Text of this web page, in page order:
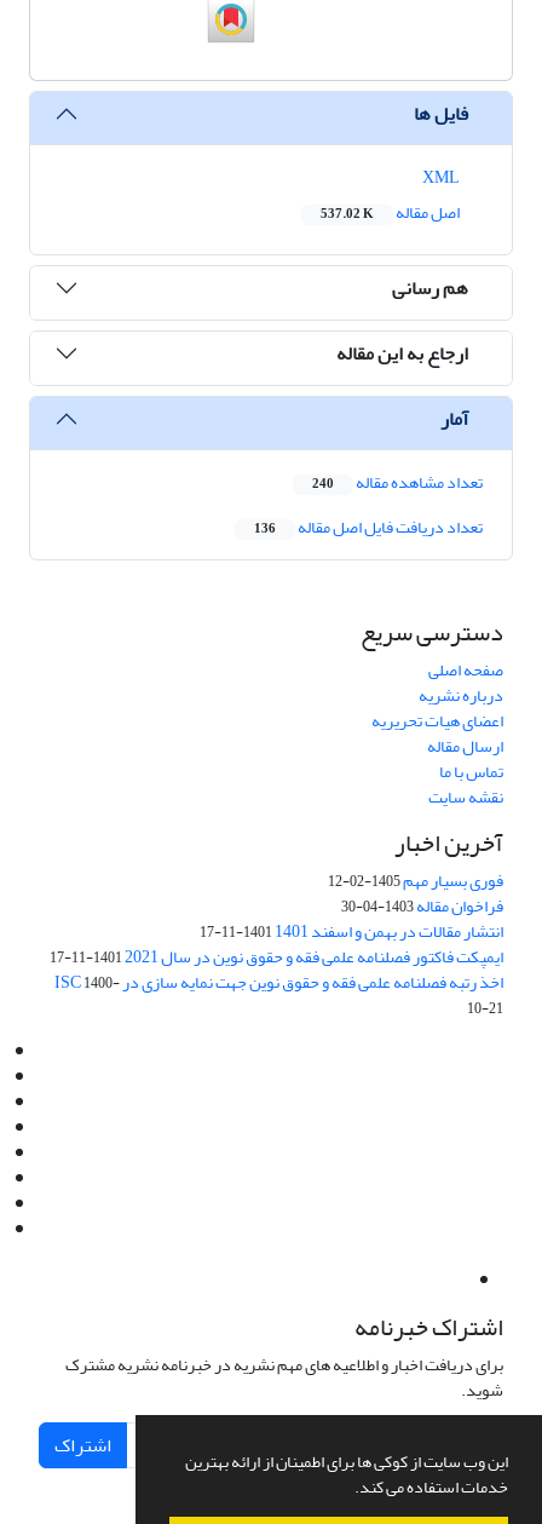
این وب سایت از کوکی ها برای اطمینان از ارائه بهترین
خدمات استفاده می کند.
فایل ها
اصل مقاله
537.02 K
هم رسانی
ارجاع به این مقاله
آمار
تعداد مشاهده مقاله 240
تعداد دریافت فایل اصل مقاله 136
دسترسی سریع
صفحه اصلی
درباره نشریه
اعضای هیات تحریریه
ارسال مقاله
تماس با ما
نقشه سایت
آخرین اخبار
فوری بسیار مهم1405-02-12
فراخوان مقاله1403-04-30
انتشار مقالات در بهمن و اسفند 1401 1401-11-17
ایمپکت فاکتور فصلنامه علمی فقه و حقوق نوین در سال 2021 1401-11-17
اخذ رتبه فصلنامه علمی فقه و حقوق نوین جهت نمایه سازی در ISC1400-
10-21
اشتراک خبرنامه
برای دریافت اخبار و اطلاعیه های مهم نشریه در خبرنامه نشریه مشترک
شوید.
اشتراک